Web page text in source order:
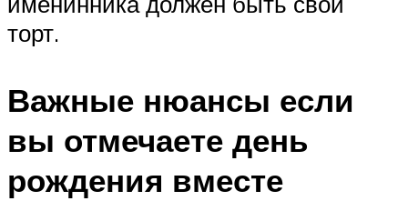
торт.
Важные нюансы если
вы отмечаете день
рождения вместе